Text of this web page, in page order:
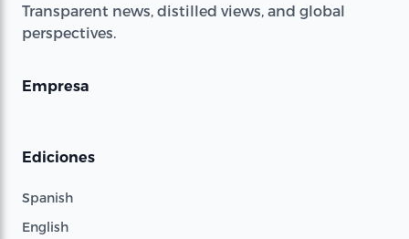
Transparent news, distilled views, and global
perspectives.
Empresa
Ediciones
Spanish
English